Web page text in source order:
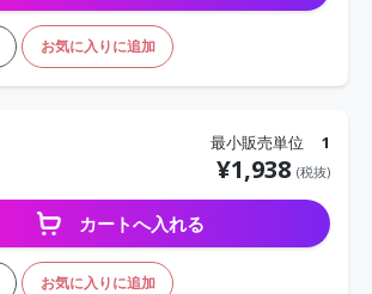
お気に入りに追加
最小販売単位 1
¥1,938 (税抜)
カートへ入れる
お気に入りに追加